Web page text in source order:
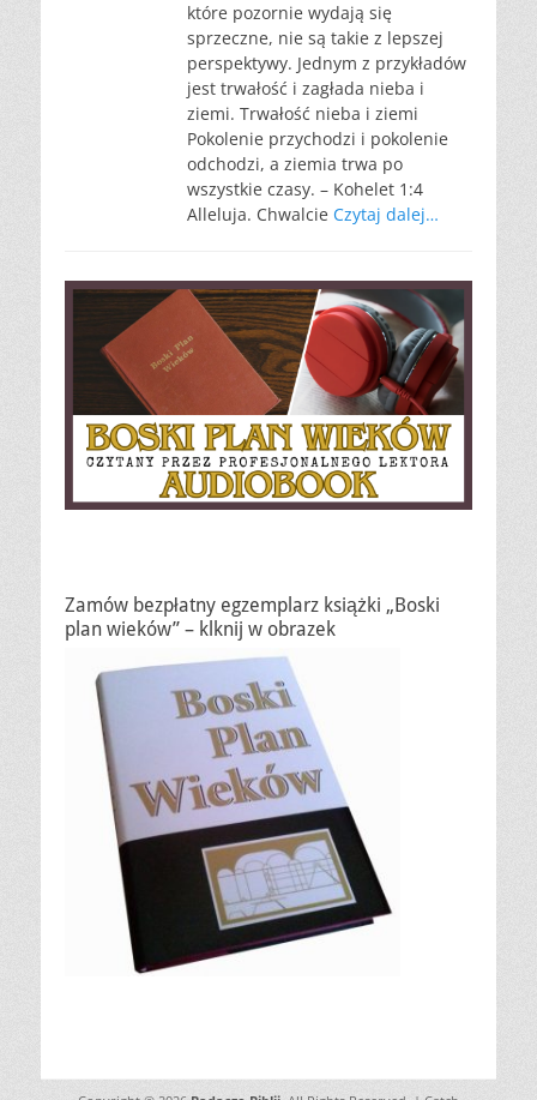
które pozornie wydają się
sprzeczne, nie są takie z lepszej
perspektywy. Jednym z przykładów
jest trwałość i zagłada nieba i
ziemi. Trwałość nieba i ziemi
Pokolenie przychodzi i pokolenie
odchodzi, a ziemia trwa po
wszystkie czasy. – Kohelet 1:4
Alleluja. Chwalcie Czytaj dalej…
Zamów bezpłatny egzemplarz książki „Boski
plan wieków” – klknij w obrazek